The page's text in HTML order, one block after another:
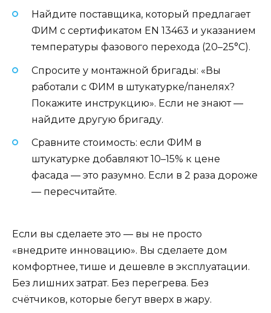
Найдите поставщика, который предлагает
ФИМ с сертификатом EN 13463 и указанием
температуры фазового перехода (20–25°C).
Спросите у монтажной бригады: «Вы
работали с ФИМ в штукатурке/панелях?
Покажите инструкцию». Если не знают —
найдите другую бригаду.
Сравните стоимость: если ФИМ в
штукатурке добавляют 10–15% к цене
фасада — это разумно. Если в 2 раза дороже
— пересчитайте.
Если вы сделаете это — вы не просто
«внедрите инновацию». Вы сделаете дом
комфортнее, тише и дешевле в эксплуатации.
Без лишних затрат. Без перегрева. Без
счётчиков, которые бегут вверх в жару.